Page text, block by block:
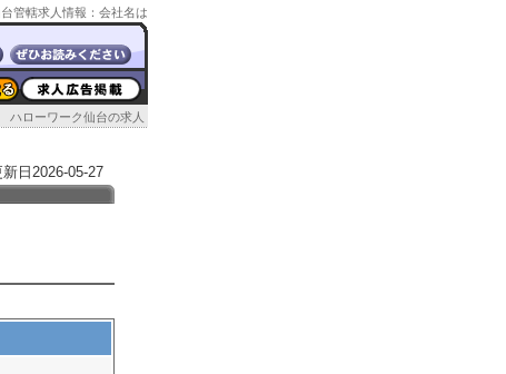
管轄求人情報：会社名は
ハローワーク仙台の求人
日2026-05-27